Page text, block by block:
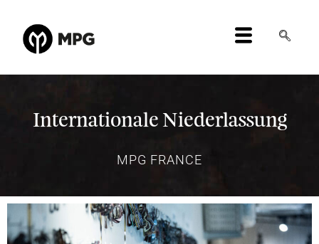
Internationale Niederlassung
MPG FRANCE